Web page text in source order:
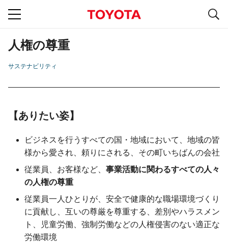
人権の尊重
サステナビリティ
ありたい姿
ビジネスを行うすべての国・地域において、地域の皆
様から愛され、頼りにされる、その町いちばんの会社
従業員、お客様など、 事業活動に関わるすべての人々
の人権の尊重
従業員一人ひとりが、安全で健康的な職場環境づくり
に貢献し、互いの尊厳を尊重する、差別やハラスメン
ト、児童労働、強制労働などの人権侵害のない適正な
労働環境